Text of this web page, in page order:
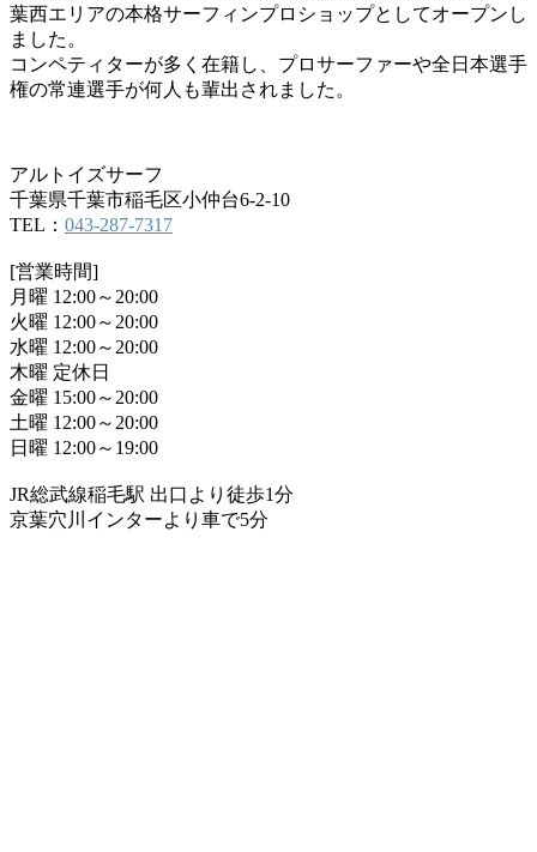
葉西エリアの本格サーフィンプロショップとしてオープンし
ました。
コンペティターが多く在籍し、プロサーファーや全日本選手
権の常連選手が何人も輩出されました。
アルトイズサーフ
千葉県千葉市稲毛区小仲台6-2-10
TEL： 043-287-7317
[営業時間]
月曜 12:00～20:00
火曜 12:00～20:00
水曜 12:00～20:00
木曜 定休日
金曜 15:00～20:00
土曜 12:00～20:00
日曜 12:00～19:00
JR総武線稲毛駅 出口より徒歩1分
京葉穴川インターより車で5分